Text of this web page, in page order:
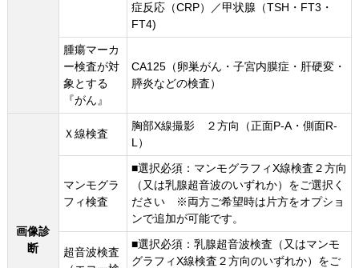
症反応（CRP）／甲状腺（TSH・FT3・
FT4)
腫瘍マーカ
ー検査が対
象とする
『がん』
CA125（卵巣がん・子宮内膜症・肝硬変・
膵炎などの検査）
画像診
断
Ｘ線検査
胸部X線撮影 ２方向（正面P-A・側面R-
L）
マンモグラ
フィ検査
■選択必須：マンモグラフィX線検査２方向
（又は乳腺超音波のいずれか）をご選択く
ださい ※両方ご希望時は片方をオプショ
ンで追加が可能です。
超音波検査
■選択必須：乳腺超音波検査（又はマンモ
グラフィX線検査２方向のいずれか）をご